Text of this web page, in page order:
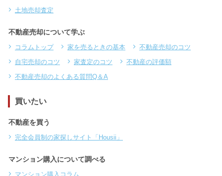
土地売却査定
不動産売却について学ぶ
コラムトップ 家を売るときの基本
不動産売却のコツ
自宅売却のコツ
家査定のコツ
不動産の評価額
不動産売却のよくある質問Q＆A
買いたい
不動産を買う
完全会員制の家探しサイト「Housii」
マンション購入について調べる
マンション購入コラム